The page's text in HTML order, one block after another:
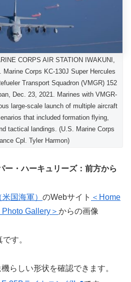
CORPS AIR STATION IWAKUNI,
Corps KC-130J Super Hercules
Transport Squadron (VMGR) 152
Dec. 23, 2021. Marines with VMGR-
large-scale launch of multiple aircraft
that included formation flying,
tactical landings. (U.S. Marine Corps
Cpl. Tyler Harmon)
・ハーキュリーズ：前方から
国海軍） のWebサイト ＜Home
Gallery＞ からの画像
す。
らしい形状を確認できます。